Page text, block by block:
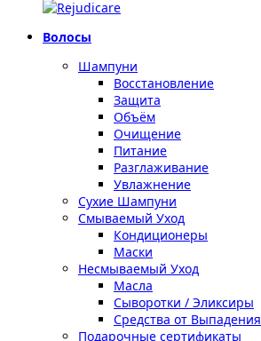
Волосы
Шампуни
Восстановление
Защита
Объём
Очищение
Питание
Разглаживание
Увлажнение
Сухие Шампуни
Смываемый Уход
Кондиционеры
Маски
Несмываемый Уход
Масла
Сыворотки / Эликсиры
Средства от Выпадения
Подарочные сертификаты